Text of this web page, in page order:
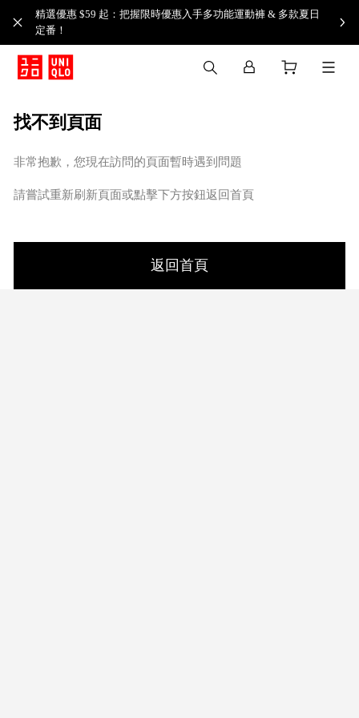
精選優惠 $59 起：把握限時優惠入手多功能運動褲 & 多款夏日
定番！​
找不到頁面
非常抱歉，您現在訪問的頁面暫時遇到問題
請嘗試重新刷新頁面或點擊下方按鈕返回首頁
返回首頁